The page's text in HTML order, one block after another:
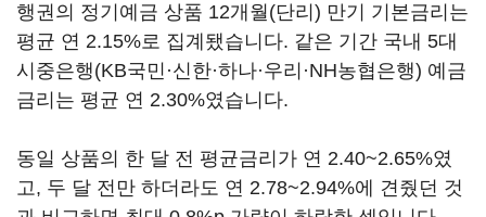
행권의 정기예금 상품 12개월(단리) 만기 기본금리는
평균 연 2.15%로 집계됐습니다. 같은 기간 국내 5대
시중은행(KB국민·신한·하나·우리·NH농협은행) 예금
금리는 평균 연 2.30%였습니다.
동일 상품의 한 달 전 평균금리가 연 2.40~2.65%였
고, 두 달 전만 하더라도 연 2.78~2.94%에 견줬던 것